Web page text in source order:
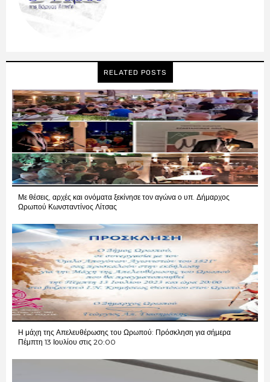
RELATED POSTS
Με θέσεις, αρχές και ονόματα ξεκίνησε τον αγώνα ο υπ. Δήμαρχος
Ωρωπού Κωνσταντίνος Λίτσας
Η μάχη της Απελευθέρωσης του Ωρωπού: Πρόσκληση για σήμερα
Πέμπτη 13 Ιουλίου στις 20:00